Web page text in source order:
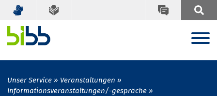
Unser Service
Veranstaltungen
Informationsveranstaltungen/-gespräche